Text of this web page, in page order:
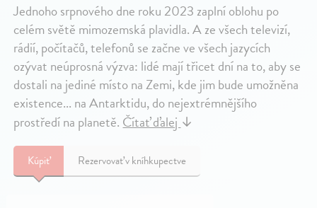
Jednoho srpnového dne roku 2023 zaplní oblohu po
celém světě mimozemská plavidla. A ze všech televizí,
rádií, počítačů, telefonů se začne ve všech jazycích
ozývat neúprosná výzva: lidé mají třicet dní na to, aby se
dostali na jediné místo na Zemi, kde jim bude umožněna
existence... na Antarktidu, do nejextrémnějšího
prostředí na planetě.Čítať ďalej↓
Kúpiť Rezervovať v kníhkupectve